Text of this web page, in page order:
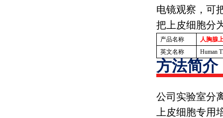
电镜观察，可
把上皮细胞分
产品名称
人胸腺
英文名称
Human
方法简介
公司实验室分
上皮细胞专用